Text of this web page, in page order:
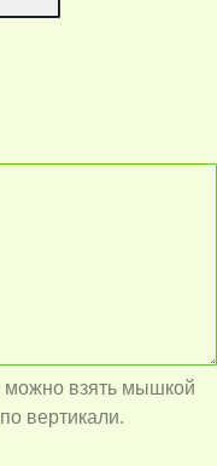
можно взять мышкой
вертикали.